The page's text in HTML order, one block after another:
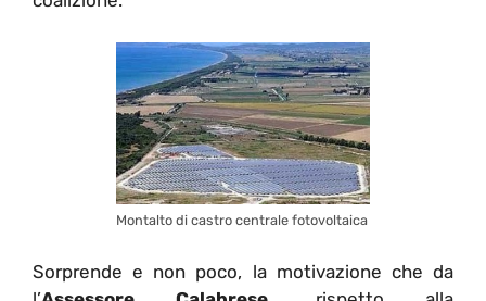
Montalto di castro centrale fotovoltaica
Sorprende e non poco, la motivazione che da